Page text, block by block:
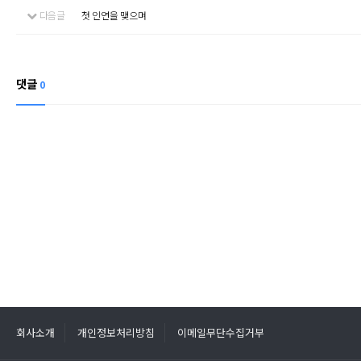
다음글 첫 인연을 맺으며
댓글 0
회사소개 개인정보처리방침 이메일무단수집거부